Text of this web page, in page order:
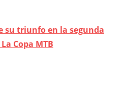
su triunfo en la segunda
Copa MTB